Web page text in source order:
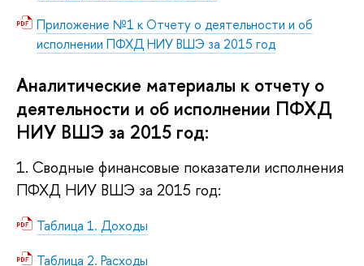
Приложение №1 к Отчету о деятельности и об
исполнении ПФХД НИУ ВШЭ за 2015 год
Аналитические материалы к отчету о
деятельности и об исполнении ПФХД
НИУ ВШЭ за 2015 год:
1. Сводные финансовые показатели исполнения
ПФХД НИУ ВШЭ за 2015 год:
Таблица 1. Доходы
Таблица 2. Расходы